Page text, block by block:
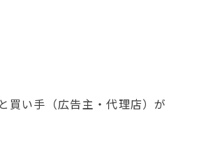
買い手（広告主・代理店）が